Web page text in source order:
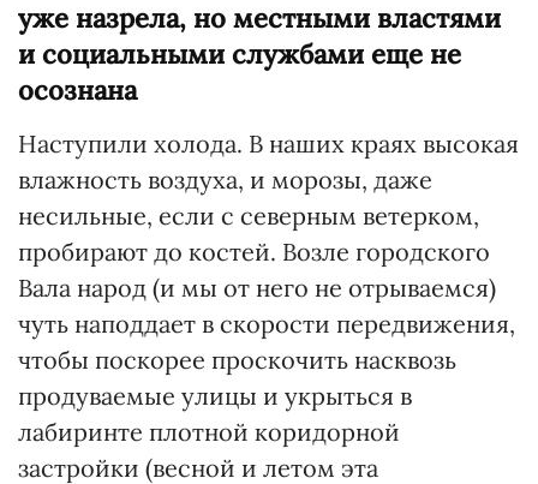
уже назрела, но местными властями
и социальными службами еще не
осознана
Наступили холода. В наших краях высокая
влажность воздуха, и морозы, даже
несильные, если с северным ветерком,
пробирают до костей. Возле городского
Вала народ (и мы от него не отрываемся)
чуть наподдает в скорости передвижения,
чтобы поскорее проскочить насквозь
продуваемые улицы и укрыться в
лабиринте плотной коридорной
застройки (весной и летом эта